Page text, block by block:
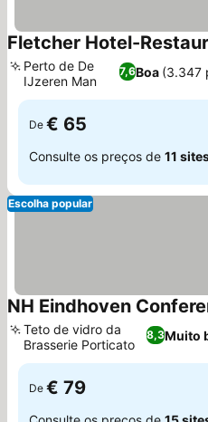
Fletcher Hotel-
7,6Boa (3.347
Perto de De
IJzeren Man
De € 65
Consulte os preços de 11
Escolha popular
NH Eindhoven
8,3Muito
Teto de vidro da
Brasserie Porticato
De € 79